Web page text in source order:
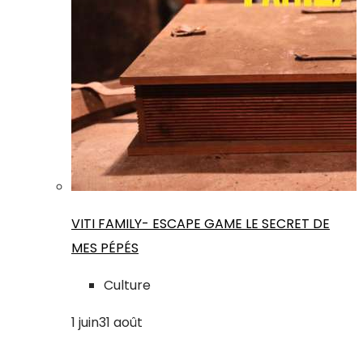
VITI FAMILY- ESCAPE GAME LE SECRET DE
MES PÉPÉS
Culture
1 juin31 août